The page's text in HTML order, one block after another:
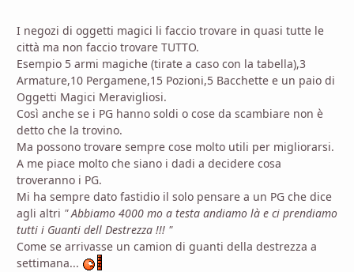
I negozi di oggetti magici li faccio trovare in quasi tutte le
città ma non faccio trovare TUTTO.
Esempio 5 armi magiche (tirate a caso con la tabella),3
Armature,10 Pergamene,15 Pozioni,5 Bacchette e un paio di
Oggetti Magici Meravigliosi.
Così anche se i PG hanno soldi o cose da scambiare non è
detto che la trovino.
Ma possono trovare sempre cose molto utili per migliorarsi.
A me piace molto che siano i dadi a decidere cosa
troveranno i PG.
Mi ha sempre dato fastidio il solo pensare a un PG che dice
agli altri " Abbiamo 4000 mo a testa andiamo là e ci prendiamo
tutti i Guanti dell Destrezza !!! "
Come se arrivasse un camion di guanti della destrezza a
settimana...